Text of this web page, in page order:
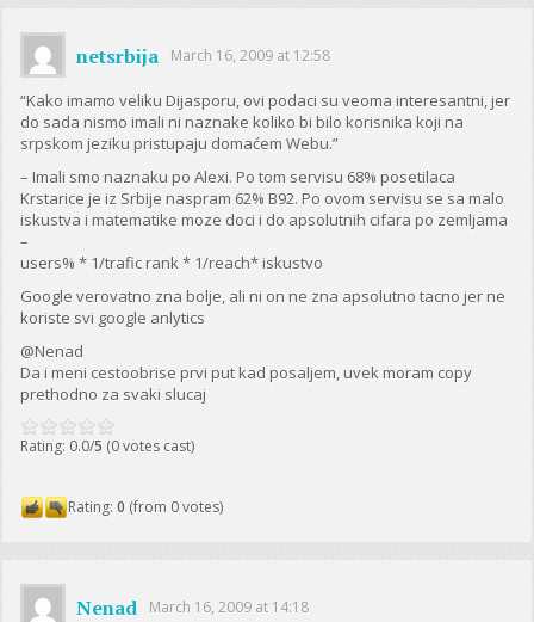
netsrbija March 16, 2009 at 12:58
“Kako imamo veliku Dijasporu, ovi podaci su veoma interesantni, jer
do sada nismo imali ni naznake koliko bi bilo korisnika koji na
srpskom jeziku pristupaju domaćem Webu.”
– Imali smo naznaku po Alexi. Po tom servisu 68% posetilaca
Krstarice je iz Srbije naspram 62% B92. Po ovom servisu se sa malo
iskustva i matematike moze doci i do apsolutnih cifara po zemljama
–
users% * 1/trafic rank * 1/reach* iskustvo
Google verovatno zna bolje, ali ni on ne zna apsolutno tacno jer ne
koriste svi google anlytics
@Nenad
Da i meni cestoobrise prvi put kad posaljem, uvek moram copy
prethodno za svaki slucaj
Rating: 0.0/5 (0 votes cast)
Rating:0 (from 0 votes)
Nenad March 16, 2009 at 14:18